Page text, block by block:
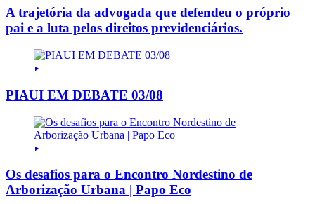
A trajetória da advogada que defendeu o próprio
pai e a luta pelos direitos previdenciários.
PIAUI EM DEBATE 03/08
Os desafios para o Encontro Nordestino de
Arborização Urbana | Papo Eco